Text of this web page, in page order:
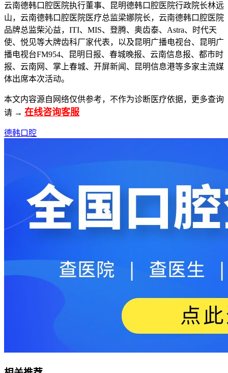
云南德韩口腔医院执行董事、昆明德韩口腔医院行政院长林远
山，云南德韩口腔医院医疗总监梁娜院长，云南德韩口腔医院
品牌总监柴沁益，ITI、MIS、登腾、奥齿泰、Astra、时代天
使、悦见等大牌齿科厂家代表，以及昆明广播电视台、昆明广
播电视台FM954、昆明日报、春城晚报、云南信息报、都市时
报、云南网、掌上春城、开屏新闻、昆明信息港等多家主流媒
体出席本次活动。
本文内容源自网络仅供参考，不作为诊断医疗依据，更多查询
请 → 在线咨询客服
德韩口腔